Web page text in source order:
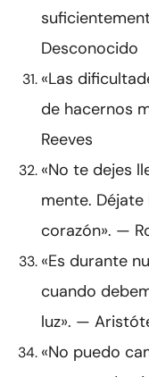
Desconocido
«Las
de hacernos
Reeves
«No te dejes
mente.
corazón». —
«Es durante
cuando
luz». —
«No puedo